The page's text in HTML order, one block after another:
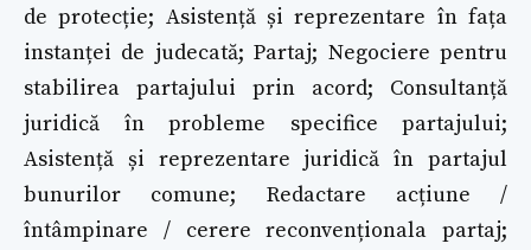
de protecție; Asistență și reprezentare în fața
instanței de judecată; Partaj; Negociere pentru
stabilirea partajului prin acord; Consultanță
juridică în probleme specifice partajului;
Asistență și reprezentare juridică în partajul
bunurilor comune; Redactare acțiune /
întâmpinare / cerere reconvenționala partaj;